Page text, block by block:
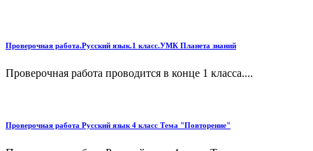
Проверочная работа.Русский язык.1 класс.УМК Планета знаний
Проверочная работа проводится в конце 1 класса....
Проверочная работа Русский язык 4 класс Тема "Повторение"